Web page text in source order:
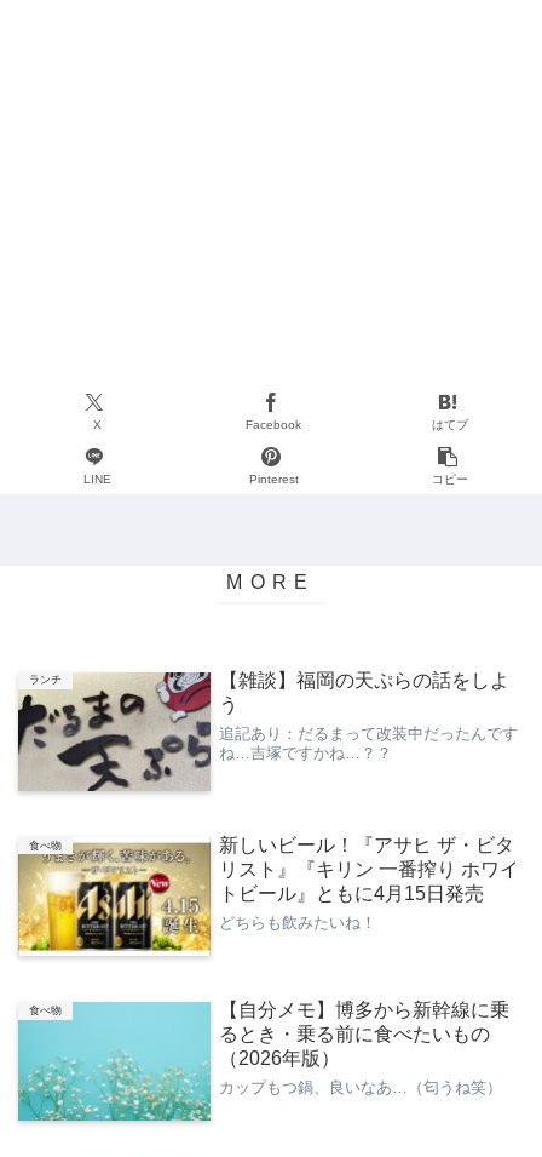
X Facebook はてブ
LINE Pinterest コピー
ランチ
【雑談】福岡の天ぷらの話をしよ
う
追記あり：だるまって改装中だったんです
ね…吉塚ですかね…？？
食べ物
新しいビール！『アサヒ ザ・ビタ
リスト』『キリン 一番搾り ホワイ
トビール』ともに4月15日発売
どちらも飲みたいね！
食べ物
【自分メモ】博多から新幹線に乗
るとき・乗る前に食べたいもの
（2026年版）
カップもつ鍋、良いなあ…（匂うね笑）